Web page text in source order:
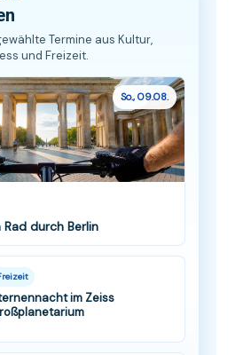
Termine aus Kultur,
und Freizeit.
So., 09.08.
durch Berlin
im Zeiss